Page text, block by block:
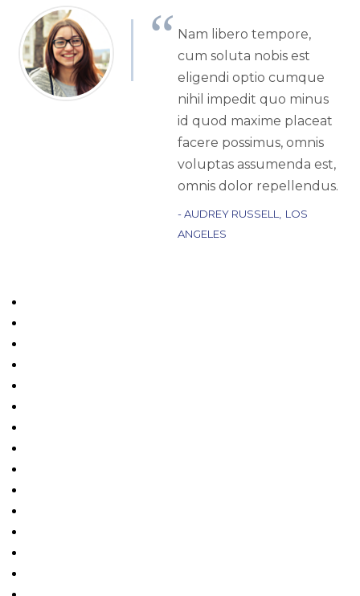
Nam libero tempore,
cum soluta nobis est
eligendi optio cumque
nihil impedit quo minus
id quod maxime placeat
facere possimus, omnis
voluptas assumenda est,
omnis dolor repellendus.
AUDREY RUSSELL
LOS
ANGELES